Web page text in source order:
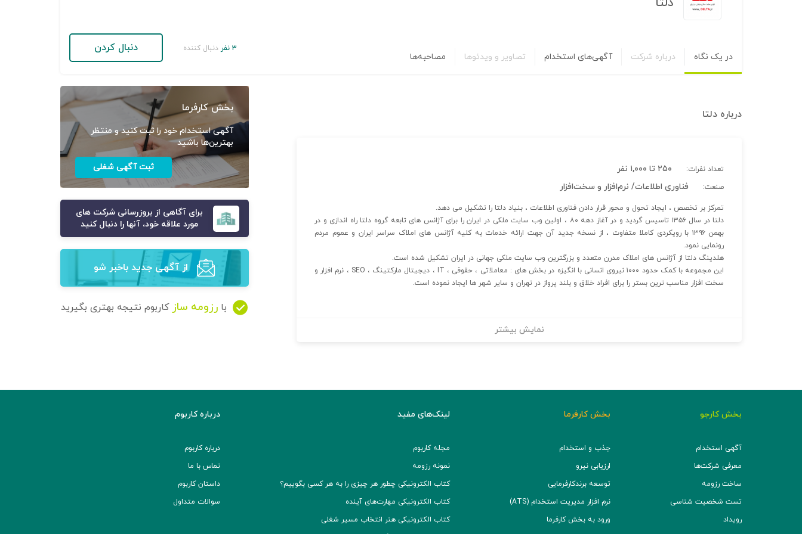
در یک نگاه درباره شرکت آگهی‌های استخدام تصاویر و ویدئوها مصاحبه‌ها
۳ نفر دنبال کننده دنبال کردن
درباره دلتا
تعداد نفرات: ۲۵۰ تا ۱,۰۰۰ نفر
صنعت: فناوری اطلاعات/ نرم‌افزار و سخت‌افزار
تمرکز بر تخصص ، ایجاد تحول و محور قرار دادن فناوری اطلاعات ، بنیاد دلتا را تشکیل می دهد.
دلتا در سال ۱۳۵۶ تاسیس گردید و در آغاز دهه ۸۰ ، اولین وب سایت ملکی در ایران را برای آژانس های تابعه گروه دلتا راه اندازی و در
بهمن ۱۳۹۶ با رویکردی کاملا متفاوت ، از نسخه جدید آن جهت ارائه خدمات به کلیه آژانس های املاک سراسر ایران و عموم مردم
رونمایی نمود.
هلدینگ دلتا از آژانس های املاک مدرن متعدد و بزرگترین وب سایت ملکی جهانی در ایران تشکیل شده است.
این مجموعه با کمک حدود ۱۰۰۰ نیروی انسانی با انگیزه در بخش های : معاملاتی ، حقوقی ، IT ، دیجیتال مارکتینگ ، SEO ، نرم افزار و
سخت افزار مناسب ترین بستر را برای افراد خلاق و بلند پرواز در تهران و سایر شهر ها ایجاد نموده است.
نمایش بیشتر
بخش کارفرما
آگهی استخدام خود را ثبت کنید و منتظر
بهترین‌ها باشید
ثبت آگهی شغلی
برای آگاهی از بروزرسانی شرکت های
مورد علاقه خود، آنها را دنبال کنید
از آگهی‌ جدید باخبر شو
با رزومه ساز کاربوم نتیجه بهتری بگیرید
بخش کارجو
آگهی استخدام
معرفی شرکت‌ها
ساخت رزومه
تست شخصیت شناسی
رویداد
بخش کارفرما
جذب و استخدام
ارزیابی نیرو
توسعه برند‌کارفرمایی
نرم افزار مدیریت استخدام (ATS)
ورود به بخش کارفرما
لینک‌های مفید
مجله کاربوم
نمونه رزومه
کتاب الکترونیکی چطور هر چیزی را به هر کسی بگوییم؟
کتاب الکترونیکی مهارت‌های آینده
کتاب الکترونیکی هنر انتخاب مسیر شغلی
درباره کاربوم
درباره کاربوم
تماس با ما
داستان کاربوم
سوالات متداول